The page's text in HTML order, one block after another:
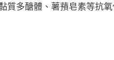
質多醣體、薯蕷皂素等抗